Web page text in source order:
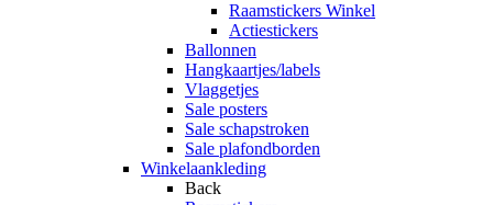
Raamstickers Winkel
Actiestickers
Ballonnen
Hangkaartjes/labels
Vlaggetjes
Sale posters
Sale schapstroken
Sale plafondborden
Winkelaankleding
Back